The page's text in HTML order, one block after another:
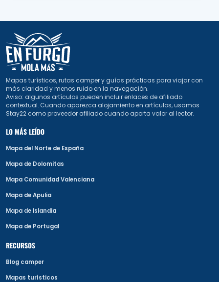
Mapas turísticos, rutas camper y guías prácticas para viajar con
más claridad y menos ruido en la navegación.
Aviso: algunos artículos pueden incluir enlaces de afiliado
contextual. Cuando aparezca alojamiento en artículos, usamos
Stay22 como proveedor afiliado cuando aporta valor al lector.
LO MÁS LEÍDO
Mapa del Norte de España
Mapa de Dolomitas
Mapa Comunidad Valenciana
Mapa de Apulia
Mapa de Islandia
Mapa de Portugal
RECURSOS
Blog camper
Mapas turísticos